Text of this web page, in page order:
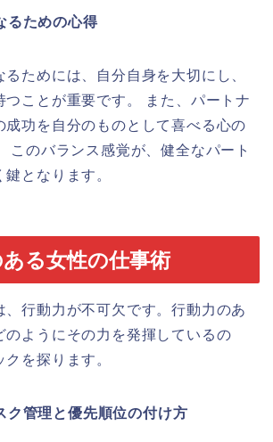
るための心得
るためには、自分自身を大切にし、
つことが重要です。 また、パートナ
成功を自分のものとして喜べる心の
このバランス感覚が、健全なパート
となります。
る女性の仕事術
、行動力が不可欠です。行動力のあ
のようにその力を発揮しているの
を探ります。
ク管理と優先順位の付け方